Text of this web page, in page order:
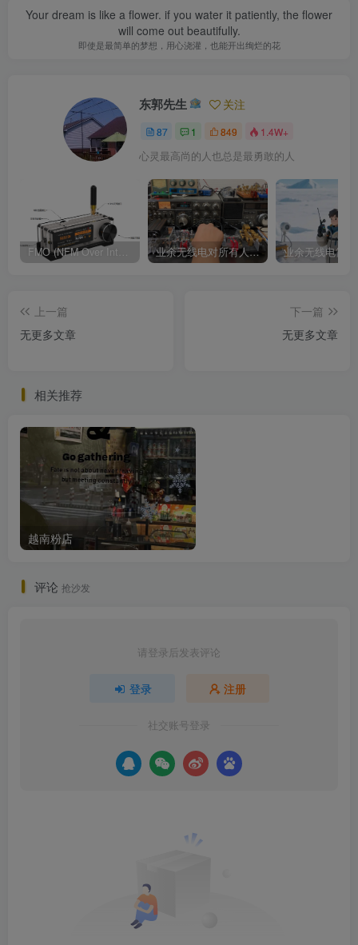
Your dream is like a flower. if you water it patiently, the flower
will come out beautifully.
即使是最简单的梦想，用心浇灌，也能开出绚烂的花
东郭先生 关注
87 1 849 1.4W+
心灵最高尚的人也总是最勇敢的人
FMO (NFM Over Internet) 使用说明书 业余无线电对所有人来说都是一种迷人的爱好
上一篇
无更多文章
下一篇
无更多文章
相关推荐
越南粉店
评论 抢沙发
请登录后发表评论
登录 注册
社交账号登录